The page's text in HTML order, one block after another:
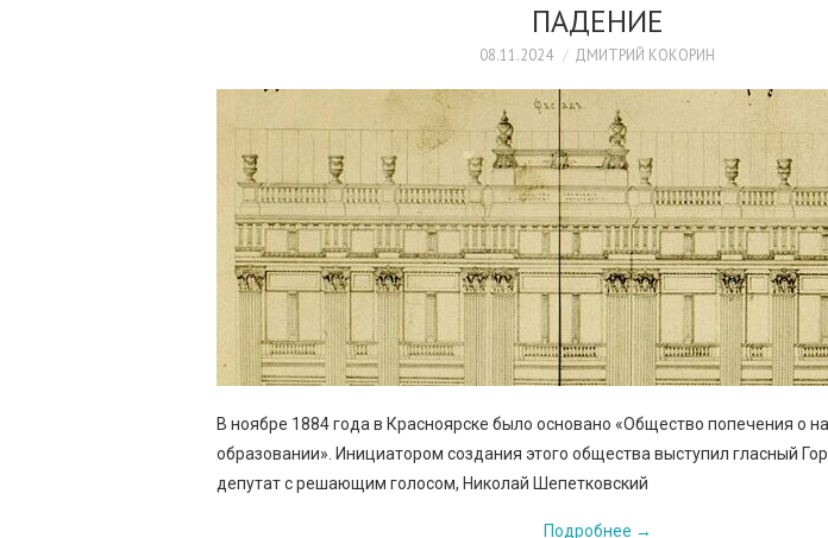
ПАДЕНИЕ
08.11.2024 ДМИТРИЙ КОКОРИН
В ноябре 1884 года в Красноярске было основано «Общество попечения о
образовании». Инициатором создания этого общества выступил гласный
депутат с решающим голосом, Николай Шепетковский
Подробнее →